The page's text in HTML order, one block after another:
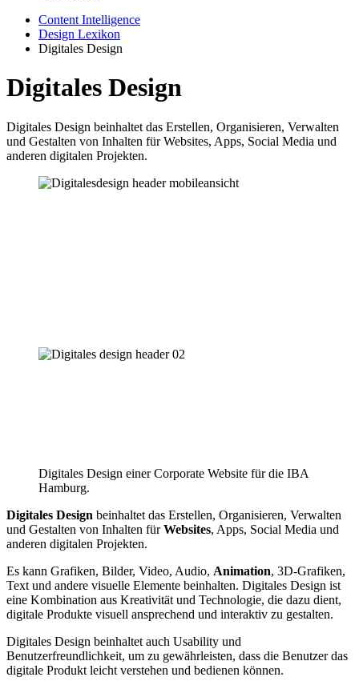
Content Intelligence
Design Lexikon
Digitales Design
Digitales Design
Digitales Design beinhaltet das Erstellen, Organisieren, Verwalten
und Gestalten von Inhalten für Websites, Apps, Social Media und
anderen digitalen Projekten.
Digitales Design einer Corporate Website für die IBA
Hamburg.
Digitales Design beinhaltet das Erstellen, Organisieren, Verwalten
und Gestalten von Inhalten fürWebsites, Apps, Social Media und
anderen digitalen Projekten.
Es kann Grafiken, Bilder, Video, Audio, Animation, 3D-Grafiken,
Text und andere visuelle Elemente beinhalten. Digitales Design ist
eine Kombination aus Kreativität und Technologie, die dazu dient,
digitale Produkte visuell ansprechend und interaktiv zu gestalten.
Digitales Design beinhaltet auch Usability und
Benutzerfreundlichkeit, um zu gewährleisten, dass die Benutzer das
digitale Produkt leicht verstehen und bedienen können.